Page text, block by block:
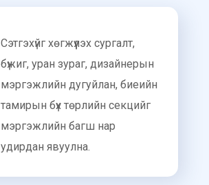
Сэтгэхүйг хөгжүүлэх сургалт,
бүжиг, уран зураг, дизайнерын
мэргэжлийн дугуйлан, биеийн
тамирын бүх төрлийн секцийг
мэргэжлийн багш нар
удирдан явуулна.